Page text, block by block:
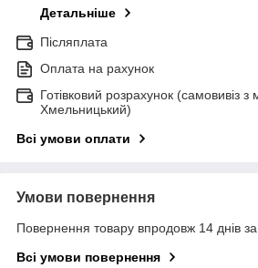
Детальніше
Післяплата
Оплата на рахунок
Готівковий розрахунок (самовивіз з
Хмельницький)
Всі умови оплати
Умови повернення
Повернення товару впродовж 14 днів
Всі умови повернення